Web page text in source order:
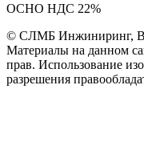
ОСНО НДС 22%
© СЛМБ Инжиниринг,
Материалы на данном
прав. Использование
разрешения